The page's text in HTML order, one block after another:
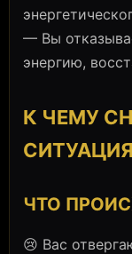
— Вы
энергию,
К ЧЕМУ
ЧТО
😢 Вас